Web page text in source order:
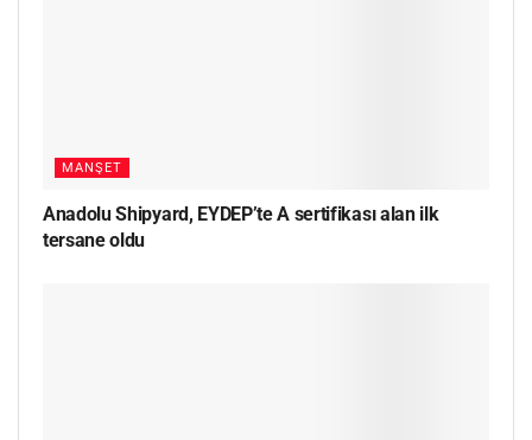
MANŞET
Anadolu Shipyard, EYDEP’te A sertifikası alan ilk
tersane oldu